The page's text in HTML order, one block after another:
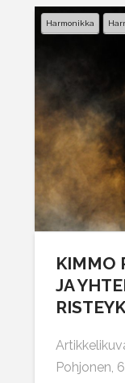
KIMMO
JA
Pohjonen,
Harmonikka